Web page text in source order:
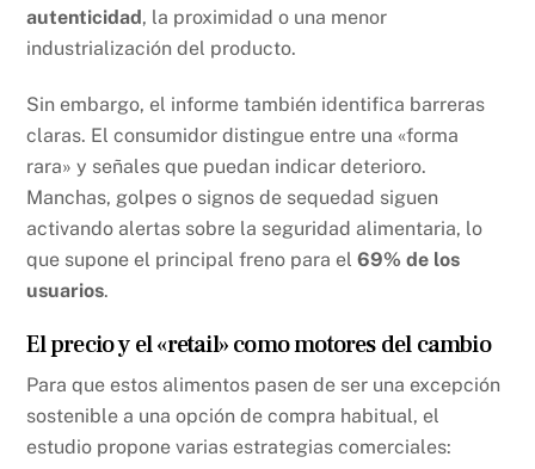
autenticidad , la proximidad o una menor
industrialización del producto.
Sin embargo, el informe también identifica barreras
claras. El consumidor distingue entre una «forma
rara» y señales que puedan indicar deterioro.
Manchas, golpes o signos de sequedad siguen
activando alertas sobre la seguridad alimentaria, lo
que supone el principal freno para el69% de los
usuarios.
El precio y el «retail» como motores del cambio
Para que estos alimentos pasen de ser una excepción
sostenible a una opción de compra habitual, el
estudio propone varias estrategias comerciales: